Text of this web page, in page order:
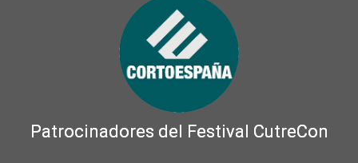
Patrocinadores del Festival CutreCon